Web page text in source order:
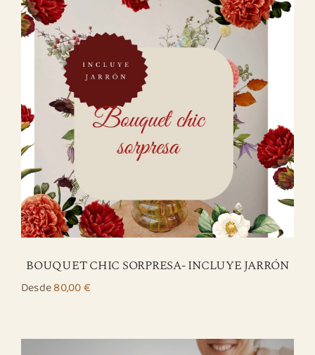
BOUQUET CHIC SORPRESA- INCLUYE JARRÓN
Desde80,00€